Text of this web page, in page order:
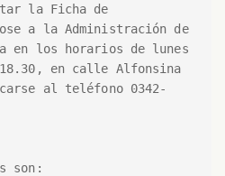
la Ficha de
a la Administración de
en los horarios de lunes
en calle Alfonsina
al teléfono 0342-
son: